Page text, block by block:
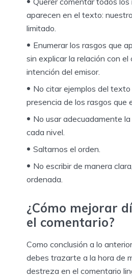
aparecen en el texto:
limitado.
Enumerar los rasgos que
sin explicar la relación con el
intención del emisor.
No citar ejemplos del
presencia de los rasgos que
No usar adecuadamente
cada nivel.
Saltarnos el orden.
No escribir de manera
ordenada.
¿Cómo mejorar
el comentario?
Como conclusión a lo
debes trazarte a la hora de
destreza en el comentario